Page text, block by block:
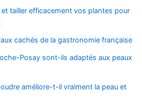
tailler efficacement vos plantes pour
cachés de la gastronomie française
Posay sont-ils adaptés aux peaux
améliore-t-il vraiment la peau et